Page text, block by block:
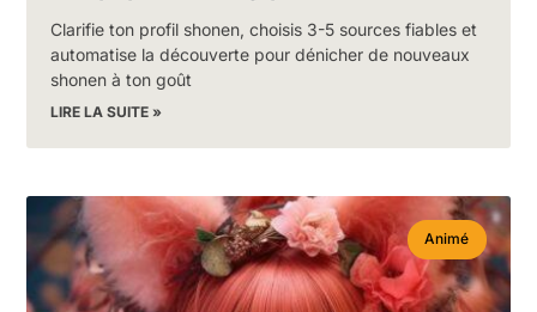
Clarifie ton profil shonen, choisis 3-5 sources fiables et
automatise la découverte pour dénicher de nouveaux
shonen à ton goût
LIRE LA SUITE »
Animé